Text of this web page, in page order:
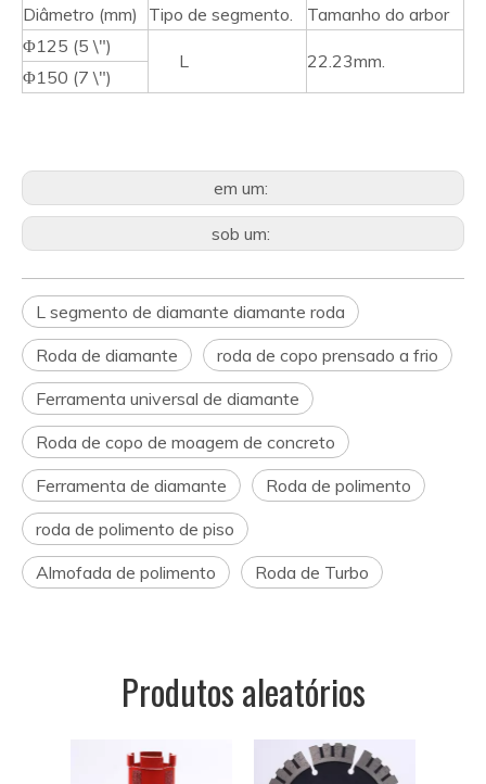
Diâmetro (mm)
Tipo de segmento.
Tamanho do arbor
Φ125 (5 \")
L 22.23mm.
Φ150 (7 \")
em um:
sob um:
L segmento de diamante diamante roda
Roda de diamante
roda de copo prensado a frio
Ferramenta universal de diamante
Roda de copo de moagem de concreto
Ferramenta de diamante
Roda de polimento
roda de polimento de piso
Almofada de polimento
Roda de Turbo
Produtos aleatórios